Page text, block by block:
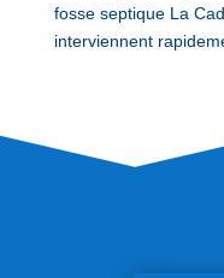
fosse septique La
interviennent